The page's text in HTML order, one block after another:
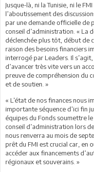
Jusque-là, ni la Tunisie, ni le
l’aboutissement des
par une demande officielle de
conseil d’administration. « La
déclenchée plus tôt, début de
raison des besoins financiers
interrogé par Leaders. Il
d’avancer très vite vers un
preuve de compréhension du
et de soutien. »
« L’état de nos finances nous
importante séquence d’ici fin
équipes du Fonds soumettre
conseil d’administration lors
nous renverra au mois de
prêt du FMI est crucial car, en
accéder aux financements
régionaux et souverains. »